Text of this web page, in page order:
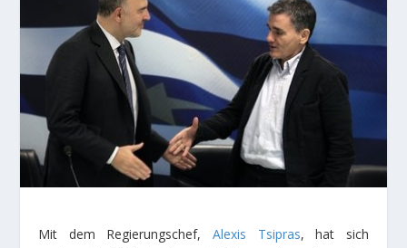
Mit dem Regierungschef, Alexis Tsipras, hat sich